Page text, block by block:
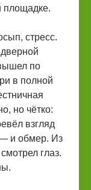
площадке.
стресс.
дверной
по
в полной
но чётко:
взгляд
— и обмер. Из
глаз.